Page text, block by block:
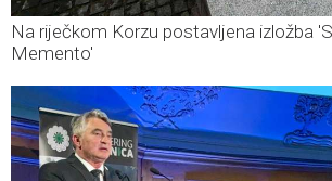
Na riječkom Korzu postavljena izložba
Memento'